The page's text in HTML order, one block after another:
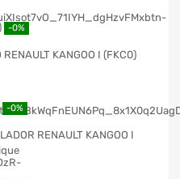
-0%
RENAULT KANGOO I (FKC0)
-0%
RENAULT KANGOO I